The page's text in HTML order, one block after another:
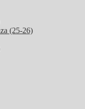
(25-26)